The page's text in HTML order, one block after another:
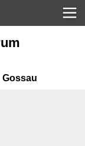
Gossau